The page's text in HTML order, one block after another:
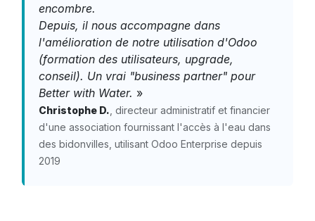
encombre.
Depuis, il nous accompagne dans
l'amélioration de notre utilisation d'Odoo
(formation des utilisateurs, upgrade,
conseil). Un vrai "business partner" pour
Better with Water. »
Christophe D. , directeur administratif et financier
d'une association fournissant l'accès à l'eau dans
des bidonvilles, utilisant Odoo Enterprise depuis
2019